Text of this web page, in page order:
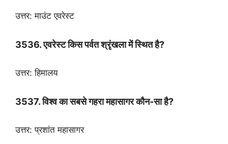
उत्तर: माउंट एवरेस्ट
3536. एवरेस्ट किस पर्वत श्रृंखला में स्थित है?
उत्तर: हिमालय
3537. विश्व का सबसे गहरा महासागर कौन-सा है?
उत्तर: प्रशांत महासागर